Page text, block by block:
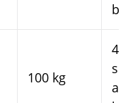
100 kg
4–7